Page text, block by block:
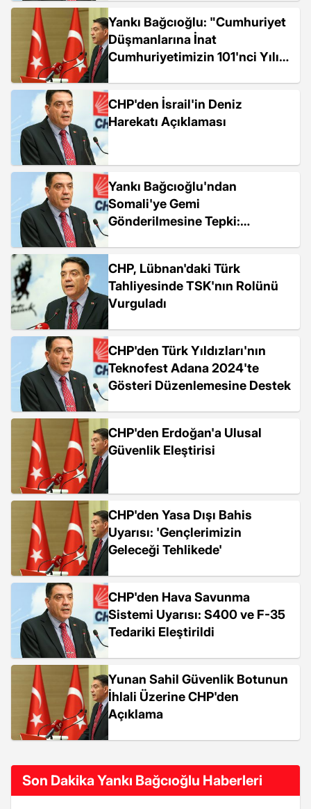
Yankı Bağcıoğlu: "Cumhuriyet
Düşmanlarına İnat
Cumhuriyetimizin 101'nci Yılını
CHP'den İsrail'in Deniz
Harekatı Açıklaması
Yankı Bağcıoğlu'ndan
Somali'ye Gemi
Gönderilmesine Tepki:
Tür Adımlardan Kaçınmalı"
CHP, Lübnan'daki Türk
Tahliyesinde TSK'nın Rolünü
Vurguladı
CHP'den Türk Yıldızları'nın
Teknofest Adana 2024'te
Gösteri Düzenlemesine Destek
CHP'den Erdoğan'a Ulusal
Güvenlik Eleştirisi
CHP'den Yasa Dışı Bahis
Uyarısı: 'Gençlerimizin
Geleceği Tehlikede'
CHP'den Hava Savunma
Sistemi Uyarısı: S400 ve F-35
Tedariki Eleştirildi
Yunan Sahil Güvenlik Botunun
İhlali Üzerine CHP'den
Açıklama
Son Dakika Yankı Bağcıoğlu Haberleri